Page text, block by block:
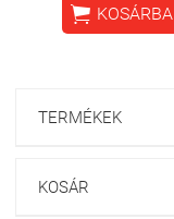
 KOSÁRBA
TERMÉKEK
KOSÁR